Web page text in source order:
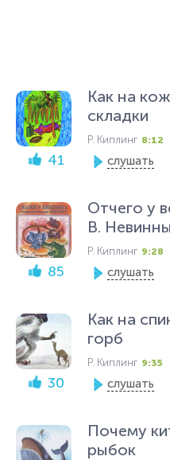
41
Как на
складки
Р. Киплинг 8:12
слушать
85
Отчего у
В.
Р. Киплинг 9:28
слушать
30
Как на
горб
Р. Киплинг 9:35
слушать
Почему
рыбок